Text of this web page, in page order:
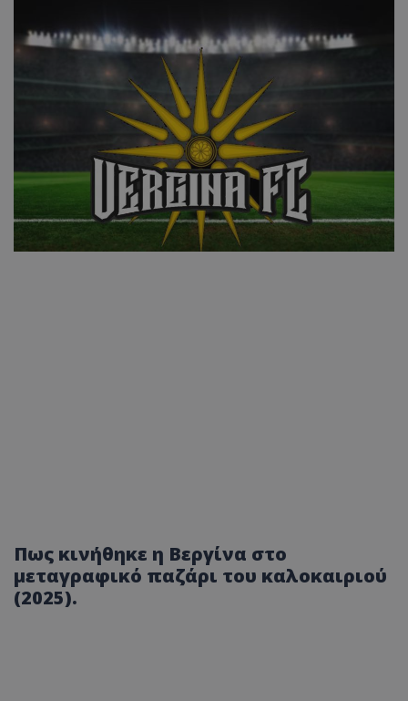
Πως κινήθηκε η Βεργίνα στο
μεταγραφικό παζάρι του καλοκαιριού
(2025).